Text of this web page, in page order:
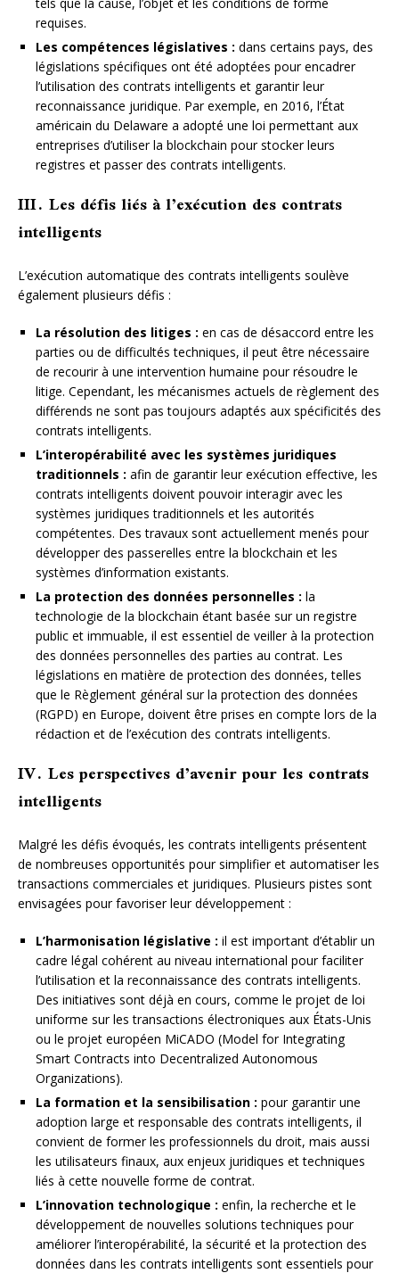
requises.
Les compétences législatives : dans certains pays, des
législations spécifiques ont été adoptées pour encadrer
l’utilisation des contrats intelligents et garantir leur
reconnaissance juridique. Par exemple, en 2016, l’État
américain du Delaware a adopté une loi permettant aux
entreprises d’utiliser la blockchain pour stocker leurs
registres et passer des contrats intelligents.
III. Les défis liés à l’exécution des contrats
intelligents
L’exécution automatique des contrats intelligents soulève
également plusieurs défis :
La résolution des litiges : en cas de désaccord entre les
parties ou de difficultés techniques, il peut être nécessaire
de recourir à une intervention humaine pour résoudre le
litige. Cependant, les mécanismes actuels de règlement des
différends ne sont pas toujours adaptés aux spécificités des
contrats intelligents.
L’interopérabilité avec les systèmes juridiques
traditionnels : afin de garantir leur exécution effective, les
contrats intelligents doivent pouvoir interagir avec les
systèmes juridiques traditionnels et les autorités
compétentes. Des travaux sont actuellement menés pour
développer des passerelles entre la blockchain et les
systèmes d’information existants.
La protection des données personnelles : la
technologie de la blockchain étant basée sur un registre
public et immuable, il est essentiel de veiller à la protection
des données personnelles des parties au contrat. Les
législations en matière de protection des données, telles
que le Règlement général sur la protection des données
(RGPD) en Europe, doivent être prises en compte lors de la
rédaction et de l’exécution des contrats intelligents.
IV. Les perspectives d’avenir pour les contrats
intelligents
Malgré les défis évoqués, les contrats intelligents présentent
de nombreuses opportunités pour simplifier et automatiser les
transactions commerciales et juridiques. Plusieurs pistes sont
envisagées pour favoriser leur développement :
L’harmonisation législative : il est important d’établir un
cadre légal cohérent au niveau international pour faciliter
l’utilisation et la reconnaissance des contrats intelligents.
Des initiatives sont déjà en cours, comme le projet de loi
uniforme sur les transactions électroniques aux États-Unis
ou le projet européen MiCADO (Model for Integrating
Smart Contracts into Decentralized Autonomous
Organizations).
La formation et la sensibilisation : pour garantir une
adoption large et responsable des contrats intelligents, il
convient de former les professionnels du droit, mais aussi
les utilisateurs finaux, aux enjeux juridiques et techniques
liés à cette nouvelle forme de contrat.
L’innovation technologique : enfin, la recherche et le
développement de nouvelles solutions techniques pour
améliorer l’interopérabilité, la sécurité et la protection des
données dans les contrats intelligents sont essentiels pour